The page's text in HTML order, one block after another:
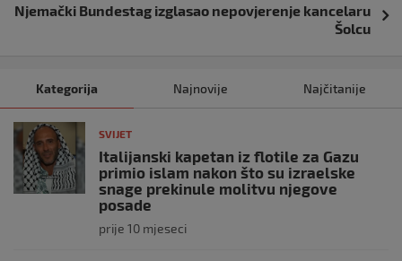
Njemački Bundestag izglasao nepovjerenje kancelaru
Šolcu
Kategorija Najnovije Najčitanije
SVIJET
Italijanski kapetan iz flotile za Gazu
primio islam nakon što su izraelske
snage prekinule molitvu njegove
posade
prije 10 mjeseci